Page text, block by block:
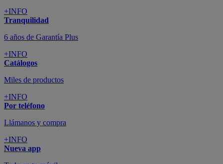
+INFO
Tranquilidad
6 años de Garantía Plus
+INFO
Catálogos
Miles de productos
+INFO
Por teléfono
Llámanos y compra
+INFO
Nueva app